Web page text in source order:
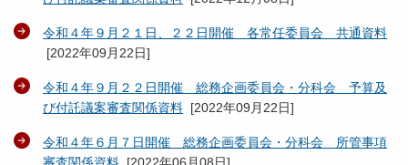
令和４年９月２１日、２２日開催 各常任委員会 共通資料
[2022年09月22日]
令和４年９月２２日開催 総務企画委員会・分科会 予算及
び付託議案審査関係資料 [2022年09月22日]
令和４年６月７日開催 総務企画委員会・分科会 所管事項